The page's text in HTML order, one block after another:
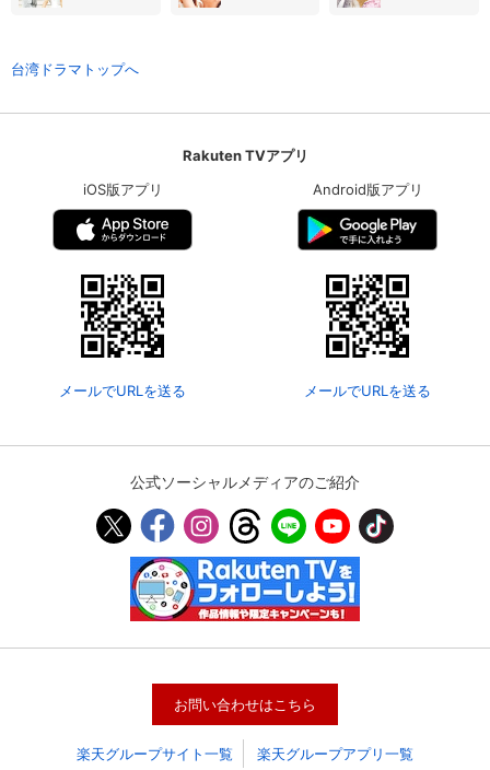
会員情報
決済方法変更 決済方法の変更が可能です。
台湾ドラマトップへ
Rakuten TVアプリ
iOS版アプリ
メールでURLを送る
Android版アプリ
メールでURLを送る
公式ソーシャルメディアのご紹介
お問い合わせはこちら
楽天グループサイト一覧 楽天グループアプリ一覧